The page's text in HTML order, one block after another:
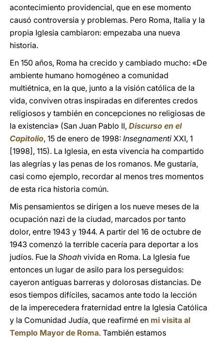
acontecimiento providencial, que en ese momento
causó controversia y problemas. Pero Roma, Italia y la
propia Iglesia cambiaron: empezaba una nueva
historia.
En 150 años, Roma ha crecido y cambiado mucho: «De
ambiente humano homogéneo a comunidad
multiétnica, en la que, junto a la visión católica de la
vida, conviven otras inspiradas en diferentes credos
religiosos y también en concepciones no religiosas de
la existencia» (San Juan Pablo II, Discurso en el
Capitolio, 15 de enero de 1998: Insegnamenti XXI, 1
[1998], 115). La Iglesia, en esta vivencia ha compartido
las alegrías y las penas de los romanos. Me gustaría,
casi como ejemplo, recordar al menos tres momentos
de esta rica historia común.
Mis pensamientos se dirigen a los nueve meses de la
ocupación nazi de la ciudad, marcados por tanto
dolor, entre 1943 y 1944. A partir del 16 de octubre de
1943 comenzó la terrible cacería para deportar a los
judíos. Fue la Shoah vivida en Roma. La Iglesia fue
entonces un lugar de asilo para los perseguidos:
cayeron antiguas barreras y dolorosas distancias. De
esos tiempos difíciles, sacamos ante todo la lección
de la imperecedera fraternidad entre la Iglesia Católica
y la Comunidad Judía, que reafirmé en mi visita al
Templo Mayor de Roma. También estamos